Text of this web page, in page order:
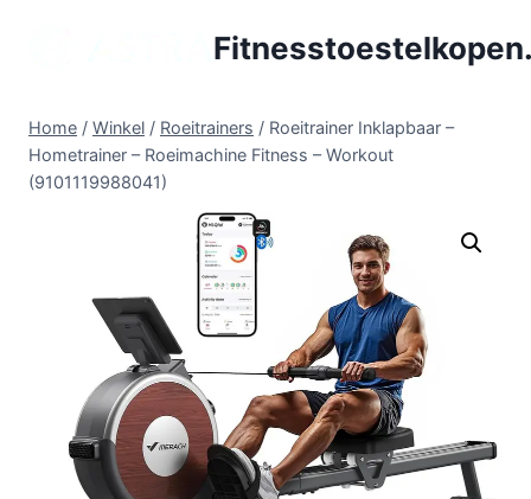
Home / Winkel / Roeitrainers / Roeitrainer Inklapbaar –
Hometrainer – Roeimachine Fitness – Workout
(9101119988041)